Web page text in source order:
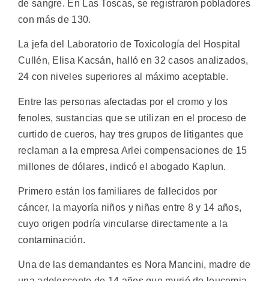
de sangre. En Las Toscas, se registraron pobladores
con más de 130.
La jefa del Laboratorio de Toxicología del Hospital
Cullén, Elisa Kacsán, halló en 32 casos analizados,
24 con niveles superiores al máximo aceptable.
Entre las personas afectadas por el cromo y los
fenoles, sustancias que se utilizan en el proceso de
curtido de cueros, hay tres grupos de litigantes que
reclaman a la empresa Arlei compensaciones de 15
millones de dólares, indicó el abogado Kaplun.
Primero están los familiares de fallecidos por
cáncer, la mayoría niños y niñas entre 8 y 14 años,
cuyo origen podría vincularse directamente a la
contaminación.
Una de las demandantes es Nora Mancini, madre de